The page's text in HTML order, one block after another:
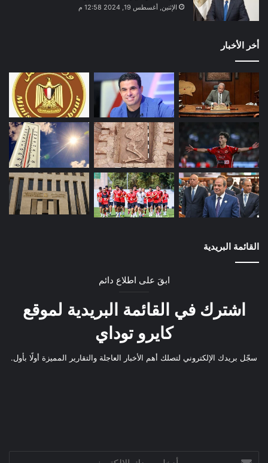
الإثنين, أغسطس 19, 2024 12:58 م
أخر الأخبار
القائمة البريدية
ابقَ على اطلاع دائم
اشترك في القائمة البريدية لموقع
كايرو توداي
سجّل بريدك الإلكتروني لتصلك أهم الأخبار العاجلة والتقارير المميزة أولًا بأول.
أدخل